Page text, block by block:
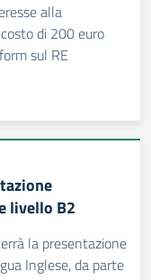
alla
di 200 euro
sul RE
livello B2
la presentazione
Inglese, da parte